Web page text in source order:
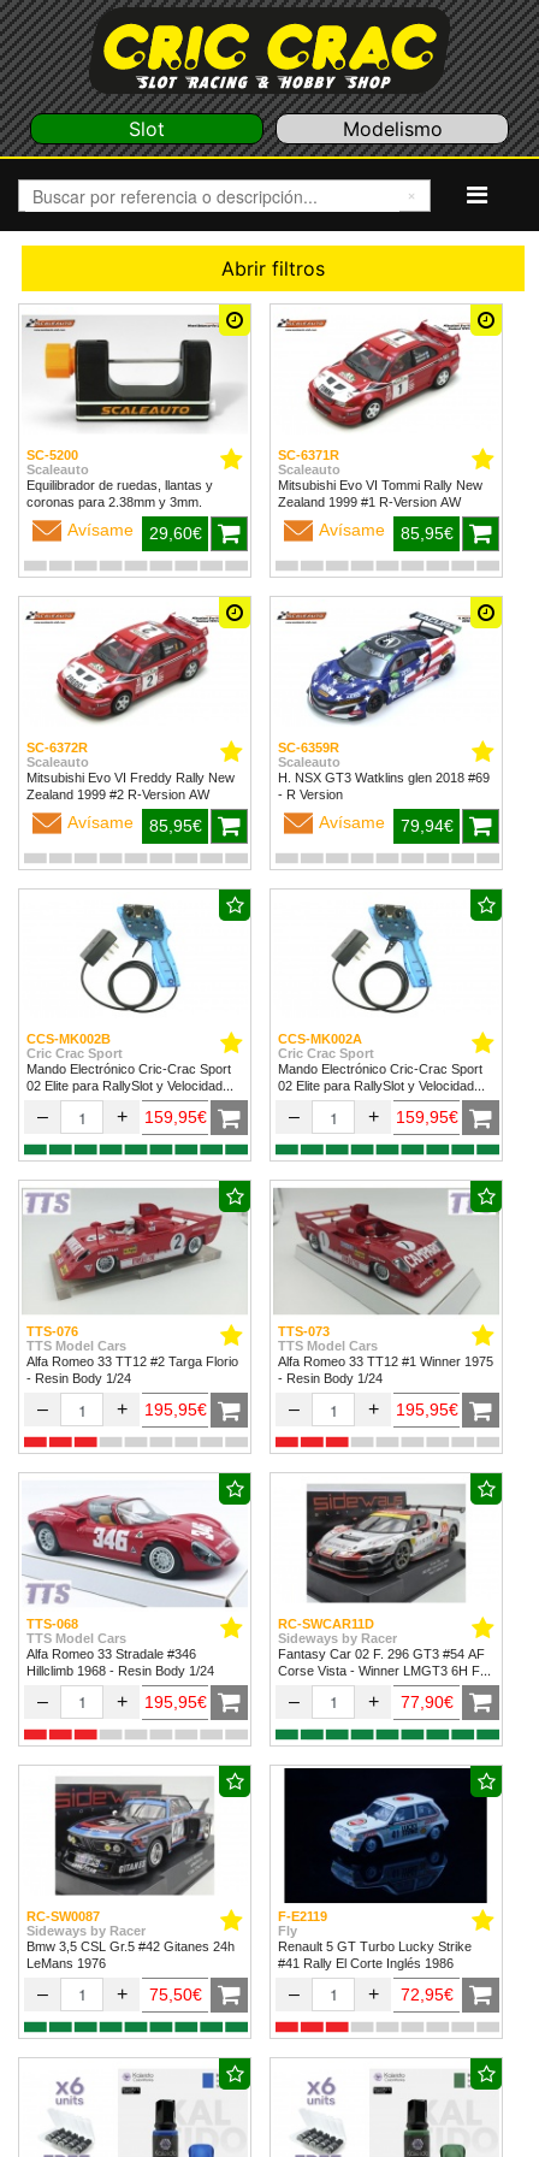
Slot Modelismo
Abrir filtros
SC-5200
Scaleauto
Equilibrador de ruedas, llantas y
coronas para 2.38mm y 3mm.
Avísame 29,60€
SC-6371R
Scaleauto
Mitsubishi Evo VI Tommi Rally New
Zealand 1999 #1 R-Version AW
Avísame 85,95€
SC-6372R
Scaleauto
Mitsubishi Evo VI Freddy Rally New
Zealand 1999 #2 R-Version AW
Avísame 85,95€
SC-6359R
Scaleauto
H. NSX GT3 Watklins glen 2018 #69
- R Version
Avísame 79,94€
CCS-MK002B
Cric Crac Sport
Mando Electrónico Cric-Crac Sport
02 Elite para RallySlot y Velocidad
1/32 & 1/24.
– + 159,95€
CCS-MK002A
Cric Crac Sport
Mando Electrónico Cric-Crac Sport
02 Elite para RallySlot y Velocidad
1/32 & 1/24
– + 159,95€
TTS-076
TTS Model Cars
Alfa Romeo 33 TT12 #2 Targa Florio
- Resin Body 1/24
– + 195,95€
TTS-073
TTS Model Cars
Alfa Romeo 33 TT12 #1 Winner 1975
- Resin Body 1/24
– + 195,95€
TTS-068
TTS Model Cars
Alfa Romeo 33 Stradale #346
Hillclimb 1968 - Resin Body 1/24
– + 195,95€
RC-SWCAR11D
Sideways by Racer
Fantasy Car 02 F. 296 GT3 #54 AF
Corse Vista - Winner LMGT3 6H Fuji
– + 77,90€
RC-SW0087
Sideways by Racer
Bmw 3,5 CSL Gr.5 #42 Gitanes 24h
LeMans 1976
– + 75,50€
F-E2119
Fly
Renault 5 GT Turbo Lucky Strike
#41 Rally El Corte Inglés 1986
– + 72,95€